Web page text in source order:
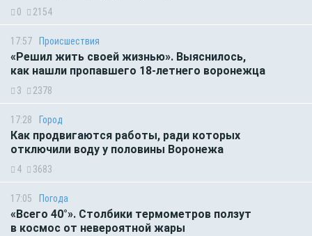
0 2154
17:57 Происшествия
«Решил жить своей жизнью». Выяснилось,
как нашли пропавшего 18-летнего воронежца
3 2378
17:28 Город
Как продвигаются работы, ради которых
отключили воду у половины Воронежа
4 3683
17:05 Погода
«Всего 40°». Столбики термометров ползут
в космос от невероятной жары